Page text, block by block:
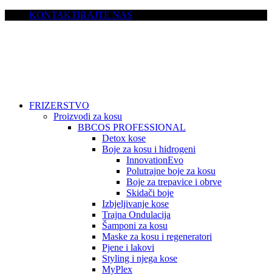
KONTAKTIRAJTE NAS
FRIZERSTVO
Proizvodi za kosu
BBCOS PROFESSIONAL
Detox kose
Boje za kosu i hidrogeni
InnovationEvo
Polutrajne boje za kosu
Boje za trepavice i obrve
Skidači boje
Izbjeljivanje kose
Trajna Ondulacija
Šamponi za kosu
Maske za kosu i regeneratori
Pjene i lakovi
Styling i njega kose
MyPlex